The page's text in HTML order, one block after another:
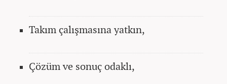
Takım çalışmasına yatkın,
Çözüm ve sonuç odaklı,